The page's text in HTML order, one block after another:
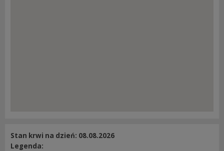
Stan krwi na dzień: 08.08.2026
Legenda: